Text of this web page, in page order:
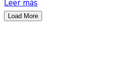
Leer más
Load More